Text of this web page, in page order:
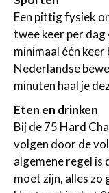
Een pittig fysiek
twee keer per
minimaal één keer
Nederlandse
minuten haal je
Eten en drinken
Bij de 75 Hard
volgen door de
algemene regel
moet zijn, alles zo